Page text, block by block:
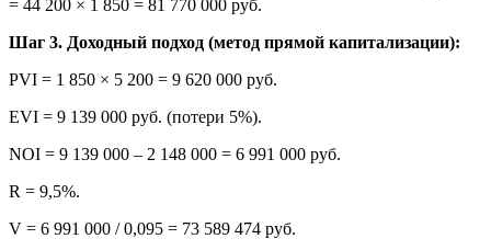
= 44 200 × 1 850 = 81 770 000 руб.
Шаг 3. Доходный подход (метод прямой капитализации):
PVI = 1 850 × 5 200 = 9 620 000 руб.
EVI = 9 139 000 руб. (потери 5%).
NOI = 9 139 000 – 2 148 000 = 6 991 000 руб.
R = 9,5%.
V = 6 991 000 / 0,095 = 73 589 474 руб.